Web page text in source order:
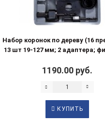
Набор коронок по дереву (16
13 шт 19-127 мм; 2 адаптера;
1190.00 руб.
КУПИТЬ